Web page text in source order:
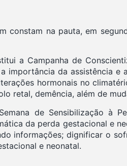
constam na pauta, em
a Campanha de
importância da assistência
hormonais no
retal, demência, além de
de Sensibilização à
da perda gestacional e
informações; dignificar o
e neonatal.